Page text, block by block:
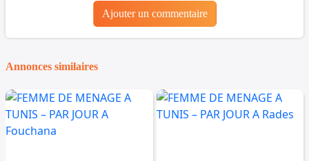
Ajouter un commentaire
Annonces similaires